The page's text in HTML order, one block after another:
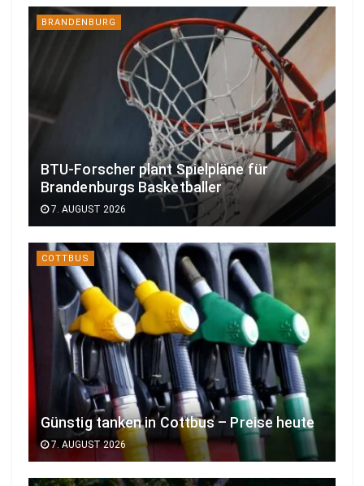
BRANDENBURG
BTU-Forscher plant Spielpläne für
Brandenburgs Basketballer
7. AUGUST 2026
COTTBUS
Günstig tanken in Cottbus – Preise heute
7. AUGUST 2026